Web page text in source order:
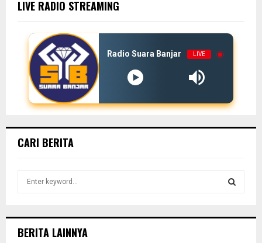
LIVE RADIO STREAMING
Radio Suara Banjar LIVE
CARI BERITA
h
BERITA LAINNYA